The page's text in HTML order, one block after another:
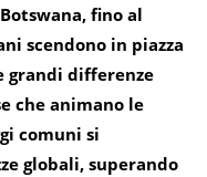
fino al
scendono in piazza
grandi differenze
che animano le
comuni si
globali, superando